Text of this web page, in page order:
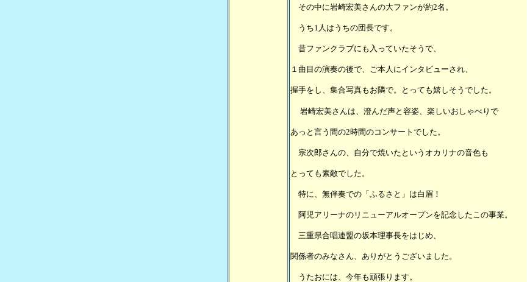
その中に岩崎宏美さんの大ファンが約2名。
うち1人はうちの団長です。
昔ファンクラブにも入っていたそうで、
１曲目の演奏の後で、ご本人にインタビューされ、
握手をし、集合写真もお隣で。とっても嬉しそうでした。
岩崎宏美さんは、澄んだ声と容姿、楽しいおしゃべりで
あっと言う間の2時間のコンサートでした。
宗次郎さんの、自分で焼いたというオカリナの音色も
とっても素敵でした。
特に、無伴奏での「ふるさと」は白眉！
阿児アリーナのリニューアルオープンを記念したこの事業。
三重県合唱連盟の坂本理事長をはじめ、
関係者のみなさん、ありがとうございました。
うたおには、今年も頑張ります。